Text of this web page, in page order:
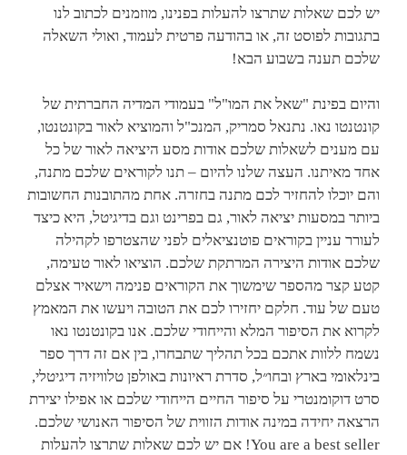
יש לכם שאלות שתרצו להעלות בפנינו, מוזמנים לכתוב לנו
בתגובות לפוסט זה, או בהודעה פרטית לעמוד, ואולי השאלה
שלכם תענה בשבוע הבא!
והיום בפינת "שאל את המו"ל" בעמודי המדיה החברתית של
קונטנטו נאו. נתנאל סמריק, המנכ"ל והמוציא לאור בקונטנטו,
עם מענים לשאלות שלכם אודות מסע היציאה לאור של כל
אחד מאיתנו. העצה שלנו להיום – תנו לקוראים שלכם מתנה,
והם יוכלו להחזיר לכם מתנה בחזרה. אחת מהתובנות החשובות
ביותר במסעות יציאה לאור, גם בפרינט וגם בדיגיטל, היא כיצד
לעורר עניין בקוראים פוטנציאלים לפני שהצטרפו לקהילה
שלכם אודות היצירה המרתקת שלכם. הוציאו לאור טעימה,
קטע קצר מהספר שימשוך את הקוראים פנימה וישאיר אצלם
טעם של עוד. חלקם יחזירו לכם את הטובה ויעשו את המאמץ
לקרוא את הסיפור המלא והייחודי שלכם. אנו בקונטנטו נאו
נשמח ללוות אתכם בכל תהליך שתבחרו, בין אם זה דרך ספר
בינלאומי בארץ ובחו״ל, סדרת ראיונות באולפן טלוויזיה דיגיטלי,
סרט דוקומנטרי על סיפור החיים הייחודי שלכם או אפילו יצירת
הרצאה יחידה במינה אודות הזווית של הסיפור האנושי שלכם.
You are a best seller! אם יש לכם שאלות שתרצו להעלות